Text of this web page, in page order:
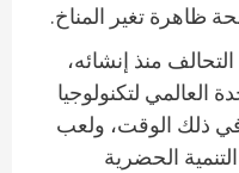
ظاهرة تغير المناخ.
منذ إنشائه،
العالمي لتكنولوجيا
في ذلك الوقت، ولعب
الحضرية